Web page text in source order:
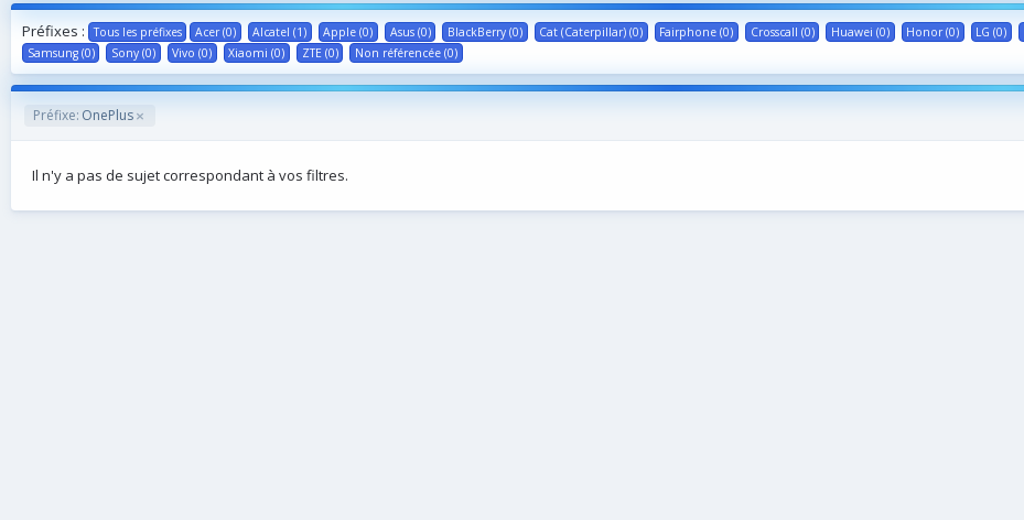
Préfixes : Tous les préfixes Acer (0) Alcatel (1) Apple (0) Asus (0) BlackBerry (0) Cat (Caterpillar) (0) Fairphone (0) Crosscall (0) Huawei (0) Honor (0) LG (0)
Samsung (0)
Sony (0) Vivo (0) Xiaomi (0) ZTE (0) Non référencée (0)
Préfixe: OnePlus
Il n'y a pas de sujet correspondant à vos filtres.